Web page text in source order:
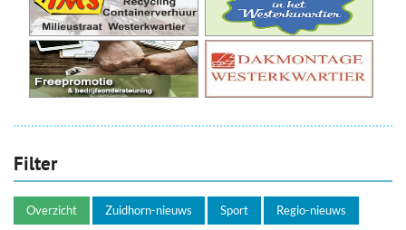
Filter
Overzicht Zuidhorn-nieuws Sport Regio-nieuws